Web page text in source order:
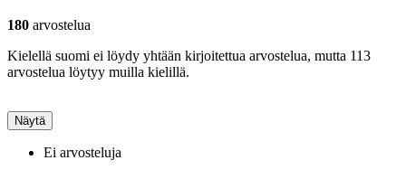
180 arvostelua
Kielellä suomi ei löydy yhtään kirjoitettua arvostelua, mutta 113
arvostelua löytyy muilla kielillä.
Näytä
Ei arvosteluja